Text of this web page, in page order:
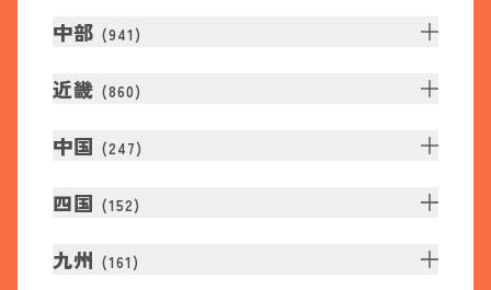
中部 (941 )
近畿 (860)
中国 (247)
四国 (152)
九州 (161 )